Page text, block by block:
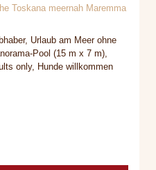
Toskana meernah Maremma
Urlaub am Meer ohne
Pool (15 m x 7 m),
only, Hunde willkommen